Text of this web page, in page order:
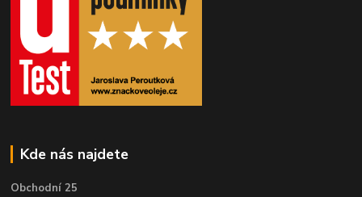
Kde nás najdete
Obchodní 25